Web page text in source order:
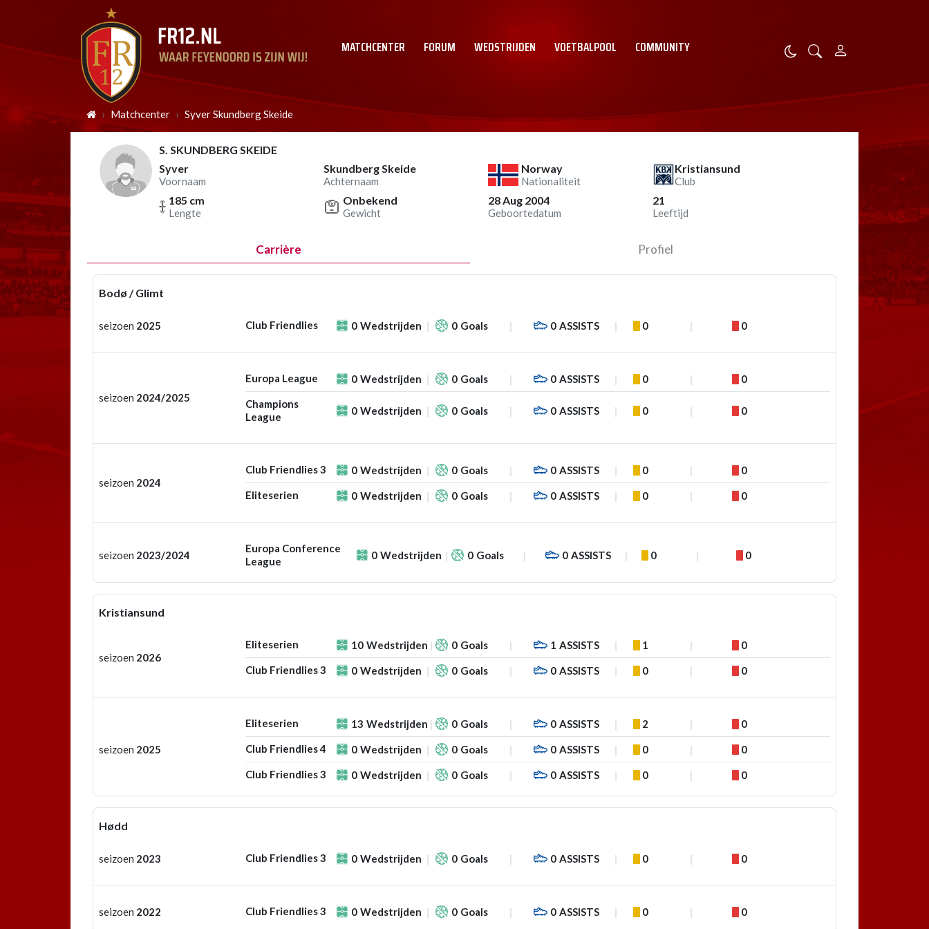
MATCHCENTER FORUM WEDSTRIJDEN VOETBALPOOL COMMUNITY
Matchcenter Syver Skundberg Skeide
S. SKUNDBERG SKEIDE
Syver
Voornaam
Skundberg Skeide
Achternaam
Norway
Nationaliteit
Kristiansund
Club
185 cm
Lengte
Onbekend
Gewicht
28 Aug 2004
Geboortedatum
21
Leeftijd
Carrière Profiel
Bodø / Glimt
seizoen 2025 Club Friendlies 0 Wedstrijden 0 Goals 0 ASSISTS 0 0
seizoen 2024/2025
Europa League 0 Wedstrijden 0 Goals 0 ASSISTS 0 0
Champions
League
0 Wedstrijden 0 Goals 0 ASSISTS 0 0
seizoen 2024
Club Friendlies 3 0 Wedstrijden 0 Goals 0 ASSISTS 0 0
Eliteserien 0 Wedstrijden 0 Goals 0 ASSISTS 0 0
seizoen 2023/2024
Europa Conference
League
0 Wedstrijden 0 Goals 0 ASSISTS 0 0
Kristiansund
seizoen 2026
Eliteserien 10 Wedstrijden 0 Goals 1 ASSISTS 1 0
Club Friendlies 3 0 Wedstrijden 0 Goals 0 ASSISTS 0 0
seizoen 2025
Eliteserien 13 Wedstrijden 0 Goals 0 ASSISTS 2 0
Club Friendlies 4 0 Wedstrijden 0 Goals 0 ASSISTS 0 0
Club Friendlies 3 0 Wedstrijden 0 Goals 0 ASSISTS 0 0
Hødd
seizoen 2023 Club Friendlies 3 0 Wedstrijden 0 Goals 0 ASSISTS 0 0
seizoen 2022 Club Friendlies 3 0 Wedstrijden 0 Goals 0 ASSISTS 0 0